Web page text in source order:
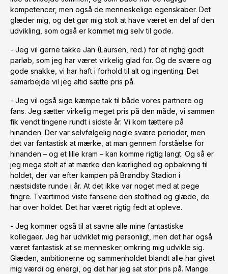
kompetencer, men også de menneskelige egenskaber. Det
glæder mig, og det gør mig stolt at have været en del af den
udvikling, som også er kommet mig selv til gode.
- Jeg vil gerne takke Jan (Laursen, red.) for et rigtig godt
parløb, som jeg har været virkelig glad for. Og de svære og
gode snakke, vi har haft i forhold til alt og ingenting. Det
samarbejde vil jeg altid sætte pris på.
- Jeg vil også sige kæmpe tak til både vores partnere og
fans. Jeg sætter virkelig meget pris på den måde, vi sammen
fik vendt tingene rundt i sidste år. Vi kom tættere på
hinanden. Der var selvfølgelig nogle svære perioder, men
det var fantastisk at mærke, at man gennem forståelse for
hinanden – og et lille kram – kan komme rigtig langt. Og så er
jeg mega stolt af at mærke den kærlighed og opbakning til
holdet, der var efter kampen på Brøndby Stadion i
næstsidste runde i år. At det ikke var noget med at pege
fingre. Tværtimod viste fansene den stolthed og glæde, de
har over holdet. Det har været rigtig fedt at opleve.
- Jeg kommer også til at savne alle mine fantastiske
kollegaer. Jeg har udviklet mig personligt, men det har også
været fantastisk at se mennesker omkring mig udvikle sig.
Glæden, ambitionerne og sammenholdet blandt alle har givet
mig værdi og energi, og det har jeg sat stor pris på. Mange